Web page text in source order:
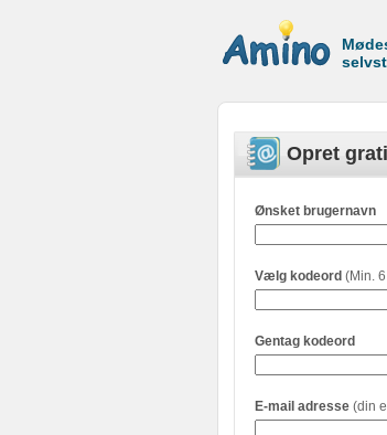
Opret
Ønsket brugernavn
Vælg kodeord (Min.
Gentag kodeord
E-mail adresse (din